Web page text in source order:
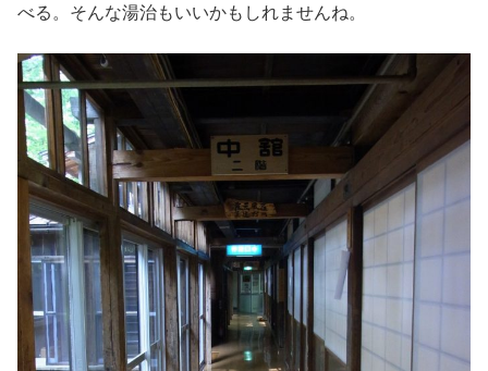
べる。そんな湯治もいいかもしれませんね。